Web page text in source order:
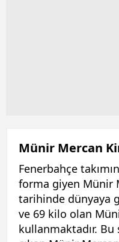
Münir Mercan
Fenerbahçe
forma giyen Münir
tarihinde dünyaya
ve 69 kilo olan
kullanmaktadır. Bu